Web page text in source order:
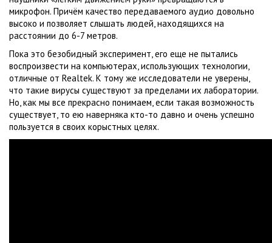
микрофон. Причём качество передаваемого аудио довольно
высоко и позволяет слышать людей, находящихся на
расстоянии до 6-7 метров.
Пока это безобидный эксперимент, его еще не пытались
воспроизвести на компьютерах, использующих технологии,
отличные от Realtek. К тому же исследователи не уверены,
что такие вирусы существуют за пределами их лаборатории.
Но, как мы все прекрасно понимаем, если такая возможность
существует, то ею наверняка кто-то давно и очень успешно
пользуется в своих корыстных целях.